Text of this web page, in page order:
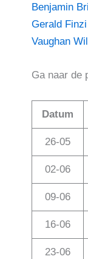
Benjamin
Gerald
Vaughan
Ga naar de
Datum
26-05
02-06
09-06
16-06
23-06